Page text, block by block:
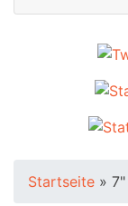
Startseite »